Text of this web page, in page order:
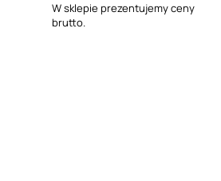
W sklepie prezentujemy ceny
brutto.